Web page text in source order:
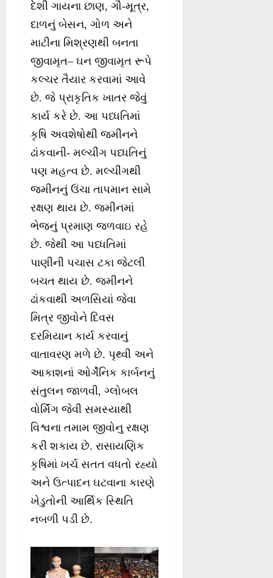
દેશી ગાયના છાણ, ગૌ-મૂત્ર,
દાળનું બેસન, ગોળ અને
માટીના મિશ્રણથી બનતા
જીવામૃત– ઘન જીવામૃત રૂપે
કલ્ચર તૈયાર કરવામાં આવે
છે. જે પ્રાકૃતિક ખાતર જેવું
કાર્ય કરે છે. આ પધ્ધતિમાં
કૃષિ અવશેષોથી જમીનને
ઢાંકવાની- મલ્ચીંગ પધ્ધતિનું
પણ મહત્વ છે. મલ્ચીંગથી
જમીનનું ઉંચા તાપમાન સામે
રક્ષણ થાય છે. જમીનમાં
ભેજનું પ્રમાણ જળવાઇ રહે
છે. જેથી આ પધ્ધતિમાં
પાણીની પચાસ ટકા જેટલી
બચત થાય છે. જમીનને
ઢાંકવાથી અળસિયાં જેવા
મિત્ર જીવોને દિવસ
દરમિયાન કાર્ય કરવાનું
વાતાવરણ મળે છે. પૃથ્વી અને
આકાશનાં ઓર્ગેનિક કાર્બનનું
સંતુલન જાળવી, ગ્લોબલ
વોર્મિંગ જેવી સમસ્યાથી
વિશ્વના તમામ જીવોનુ રક્ષણ
કરી શકાય છે. રાસાયણિક
કૃષિમાં ખર્ચ સતત વધતો રહ્યો
અને ઉત્પાદન ઘટવાના કારણે
ખેડુતોની આર્થિક સ્થિતિ
નબળી પડી છે.